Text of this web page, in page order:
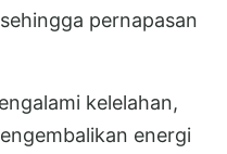
pernapasan
kelelahan,
energi